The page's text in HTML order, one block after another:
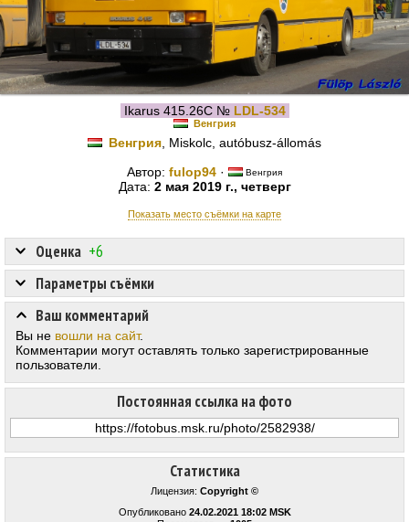
Ikarus 415.26C № LDL-534
Венгрия
Венгрия , Miskolc, autóbusz-állomás
Автор: fulop94 · Венгрия
Дата: 2 мая 2019 г., четверг
Показать место съёмки на карте
Статистика
Лицензия: Copyright ©
Опубликовано 24.02.2021 18:02 MSK
Оценка +6
Постоянная ссылка на фото
Параметры съёмки
Ваш комментарий
Вы не вошли на сайт.
Комментарии могут оставлять только зарегистрированные
пользователи.